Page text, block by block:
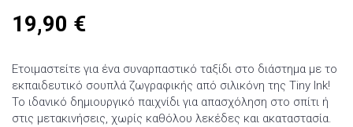
19,90 €
Ετοιμαστείτε για ένα συναρπαστικό ταξίδι στο διάστημα με το
εκπαιδευτικό σουπλά ζωγραφικής από σιλικόνη της Tiny Ink!
Το ιδανικό δημιουργικό παιχνίδι για απασχόληση στο σπίτι ή
στις μετακινήσεις, χωρίς καθόλου λεκέδες και ακαταστασία.